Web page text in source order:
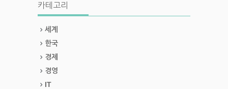
카테고리
세계
한국
경제
경영
IT